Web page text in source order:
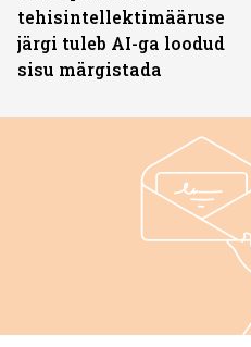
tehisintellektimääruse
järgi tuleb AI-ga loodud
sisu märgistada